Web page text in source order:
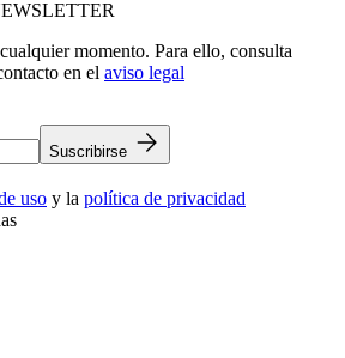
momento. Para ello, consulta
en el aviso legal
Suscribirse
uso y la política de privacidad